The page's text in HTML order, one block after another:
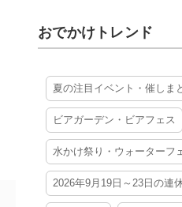
おでかけトレンド
夏の注目イベント・催しま
ビアガーデン・ビアフェス
水かけ祭り・ウォーターフ
2026年9月19日～23日の連